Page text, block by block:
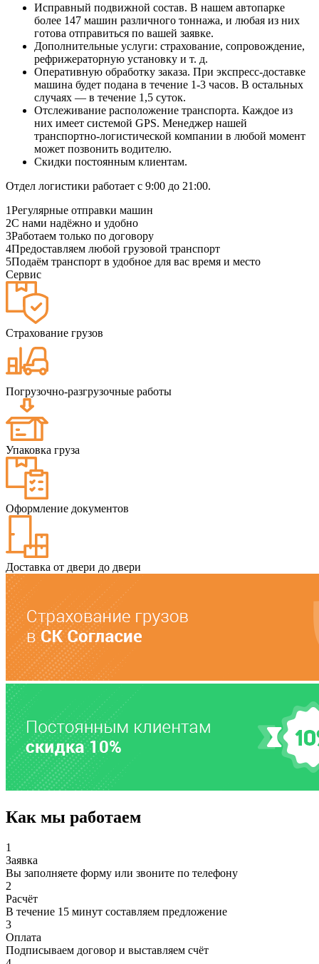
Исправный подвижной состав. В нашем автопарке
более 147 машин различного тоннажа, и любая из них
готова отправиться по вашей заявке.
Дополнительные услуги: страхование, сопровождение,
рефрижераторную установку и т. д.
Оперативную обработку заказа. При экспресс-доставке
машина будет подана в течение 1-3 часов. В остальных
случаях — в течение 1,5 суток.
Отслеживание расположение транспорта. Каждое из
них имеет системой GPS. Менеджер нашей
транспортно-логистической компании в любой момент
может позвонить водителю.
Скидки постоянным клиентам.
Отдел логистики работает с 9:00 до 21:00.
1Регулярные отправки машин
2С нами надёжно и удобно
3Работаем только по договору
4Предоставляем любой грузовой транспорт
5Подаём транспорт в удобное для вас время и место
Сервис
Страхование грузов
Погрузочно-разгрузочные работы
Упаковка груза
Оформление документов
Доставка от двери до двери
Как мы работаем
1
Заявка
Вы заполняете форму или звоните по телефону
2
Расчёт
В течение 15 минут составляем предложение
3
Оплата
Подписываем договор и выставляем счёт